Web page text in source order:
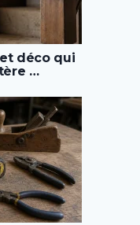
déco qui
…